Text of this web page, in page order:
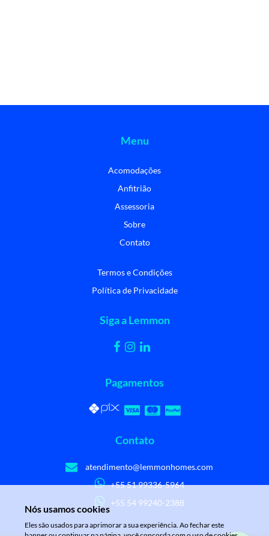
Menu
Acomodações
Anfitrião
Assessoria
Sobre
Contato
Termos e Condições
Política de Privacidade
Siga a Lemmon
Pagamentos
Contato
atendimento@lemmonhomes.com
+55 51 99336-5964
+55 54 99240-2388
Nós usamos cookies
Eles são usados para aprimorar a sua experiência. Ao fechar este